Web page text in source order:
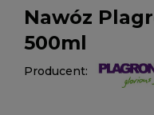
Nawóz
500ml
Producent: